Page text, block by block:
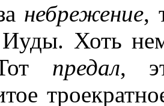
небрежение,
Иуды. Хоть
предал,